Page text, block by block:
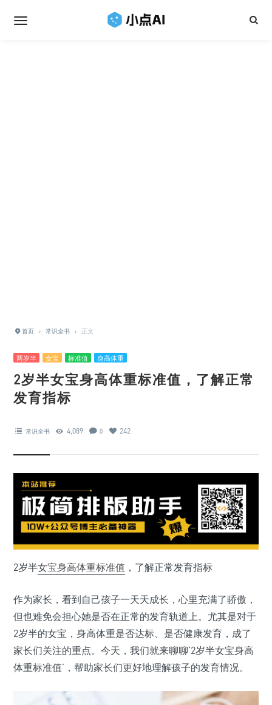
首页 › 常识全书 › 正文
两岁半 女宝 标准值 身高体重
2岁半女宝身高体重标准值，了解正常
发育指标
常识全书 4,089 0 242
2岁半女宝身高体重标准值 ，了解正常发育指标
作为家长，看到自己孩子一天天成长，心里充满了骄傲，
但也难免会担心她是否在正常的发育轨道上。尤其是对于
2岁半的女宝，身高体重是否达标、是否健康发育，成了
家长们关注的重点。今天，我们就来聊聊‘2岁半女宝身高
体重标准值’，帮助家长们更好地理解孩子的发育情况。